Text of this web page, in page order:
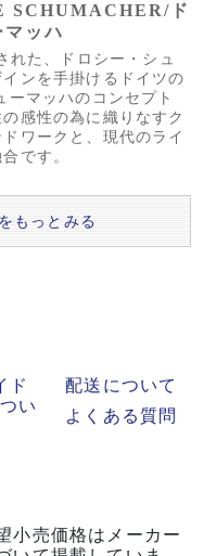
SCHUMACHER/ド
マッハ
れた、ドロシー・シュ
ンを手掛けるドイツの
ーマッハのコンセプト
感性の為に織りなすク
ワークと、現代のライ
です。
もっとみる
ド
配送について
い
よくある質問
小売価格はメーカー